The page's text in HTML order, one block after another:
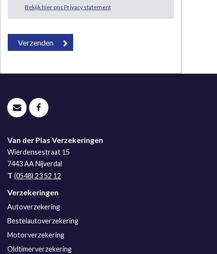
Bekijk hier ons Privacy statement
Van der Plas Verzekeringen
Wierdensestraat 15
7443 AANijverdal
T (0548) 23 52 12
Verzekeringen
Autoverzekering
Bestelautoverzekering
Motorverzekering
Oldtimerverzekering